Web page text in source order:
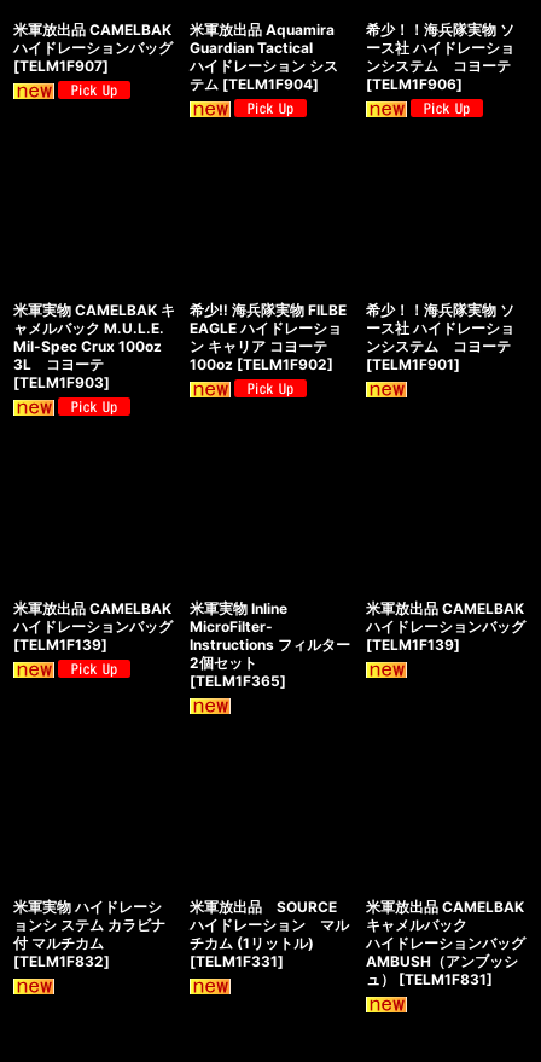
米軍放出品 CAMELBAK
ハイドレーションバッグ
[TELM1F907]
米軍放出品 Aquamira
Guardian Tactical
ハイドレーション シス
テム [TELM1F904]
希少！！海兵隊実物 ソ
ース社 ハイドレーショ
ンシステム コヨーテ
[TELM1F906]
米軍実物 CAMELBAK キ
ャメルバック M.U.L.E.
Mil-Spec Crux 100oz
3L コヨーテ
[TELM1F903]
希少‼︎ 海兵隊実物 FILBE
EAGLE ハイドレーショ
ン キャリア コヨーテ
100oz [TELM1F902]
希少！！海兵隊実物 ソ
ース社 ハイドレーショ
ンシステム コヨーテ
[TELM1F901]
米軍放出品 CAMELBAK
ハイドレーションバッグ
[TELM1F139]
米軍実物 Inline
MicroFilter-
Instructions フィルター
2個セット
[TELM1F365]
米軍放出品 CAMELBAK
ハイドレーションバッグ
[TELM1F139]
米軍実物 ハイドレーシ
ョンシ ステム カラビナ
付 マルチカム
[TELM1F832]
米軍放出品 SOURCE
ハイドレーション マル
チカム (1リットル)
[TELM1F331]
米軍放出品 CAMELBAK
キャメルバック
ハイドレーションバッグ
AMBUSH（アンブッシ
ュ） [TELM1F831]